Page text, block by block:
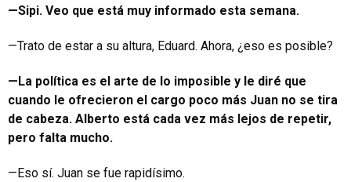
—Sipi. Veo que está muy informado esta semana.
—Trato de estar a su altura, Eduard. Ahora, ¿eso es posible?
—La política es el arte de lo imposible y le diré que
cuando le ofrecieron el cargo poco más Juan no se tira
de cabeza. Alberto está cada vez más lejos de repetir,
pero falta mucho.
—Eso sí. Juan se fue rapidísimo.